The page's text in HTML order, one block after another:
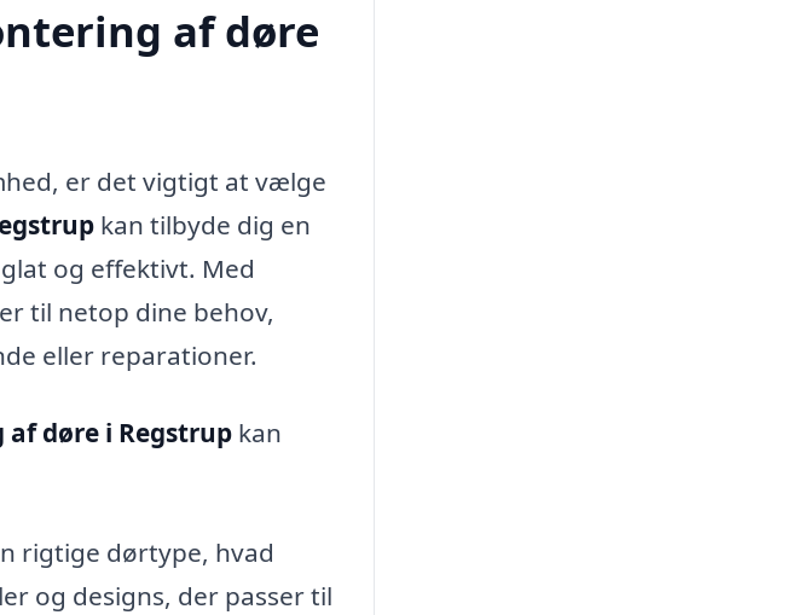
af døre
er det vigtigt at vælge
kan tilbyde dig en
og effektivt. Med
til netop dine behov,
eller reparationer.
døre i Regstrup kan
rigtige dørtype, hvad
og designs, der passer til